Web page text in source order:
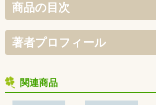
商品の目次
著者プロフィール
関連商品